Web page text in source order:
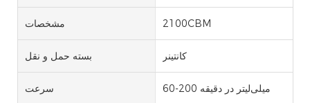
مشخصات 2100CBM
بسته حمل و نقل کانتینر
سرعت 60-200 میلی‌لیتر در دقیقه